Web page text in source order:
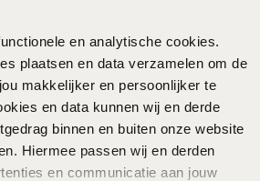
en analytische cookies.
plaatsen en data verzamelen om de
makkelijker en persoonlijker te
en data kunnen wij en derde
binnen en buiten onze website
Hiermee passen wij en derden
en communicatie aan jouw